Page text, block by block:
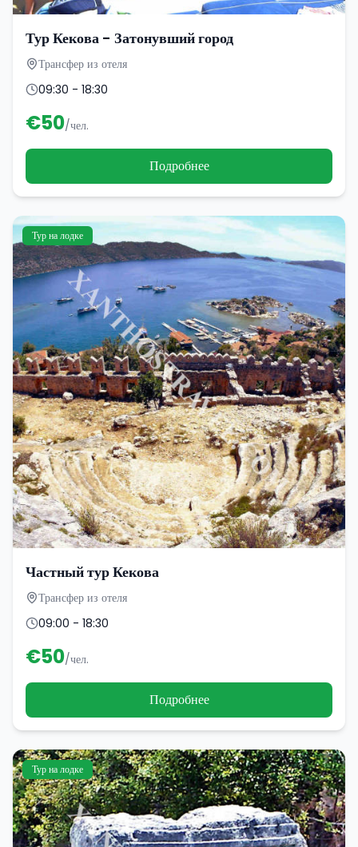
Тур Кекова - Затонувший город
Трансфер из отеля
09:30 - 18:30
€50/чел.
Подробнее
Тур на лодке
Частный тур Кекова
Трансфер из отеля
09:00 - 18:30
€50/чел.
Подробнее
Тур на лодке